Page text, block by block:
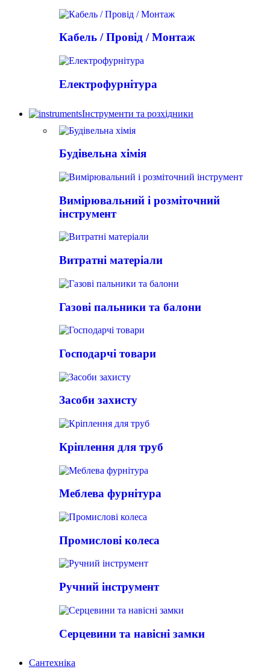
Кабель / Провід / Монтаж
Електрофурнітура
Інструменти та розхідники
Будівельна хімія
Вимірювальний і розміточний
інструмент
Витратні матеріали
Газові пальники та балони
Господарчі товари
Засоби захисту
Кріплення для труб
Меблева фурнітура
Промислові колеса
Ручний інструмент
Серцевини та навісні замки
Сантехніка